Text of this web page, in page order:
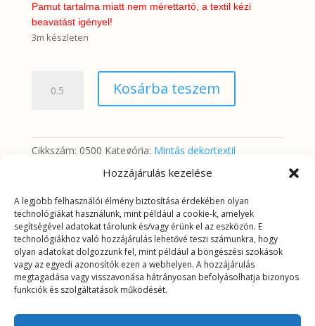
Hozzájárulás kezelése
A legjobb felhasználói élmény biztosítása érdekében olyan
technológiákat használunk, mint például a cookie-k, amelyek
segítségével adatokat tárolunk és/vagy érünk el az eszközön. E
technológiákhoz való hozzájárulás lehetővé teszi számunkra, hogy
olyan adatokat dolgozzunk fel, mint például a böngészési szokások
vagy az egyedi azonosítók ezen a webhelyen. A hozzájárulás
megtagadása vagy visszavonása hátrányosan befolyásolhatja bizonyos
funkciók és szolgáltatások működését.
Pamut tartalma miatt nem mérettartó, a textil kézi
beavatást igényel!
3m készleten
minta
Kosárba teszem
Cikkszám: 0500 Kategória: Mintás dekortextil
További információk
További információk
Tömeg 0,2625 kg